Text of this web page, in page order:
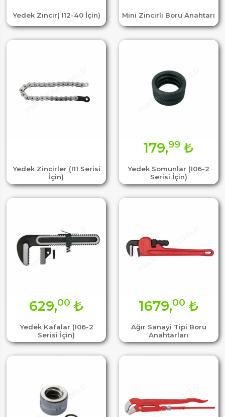
Yedek Zincir( I12-40 İçin) Mini Zincirli Boru Anahtarı
Yedek Zincirler (I11 Serisi
İçin)
Yedek Somunlar (I06-2
Serisi İçin)
179,99 ₺
Yedek Kafalar (I06-2
Serisi İçin)
629,00 ₺
Ağır Sanayi Tipi Boru
Anahtarları
1679,00 ₺